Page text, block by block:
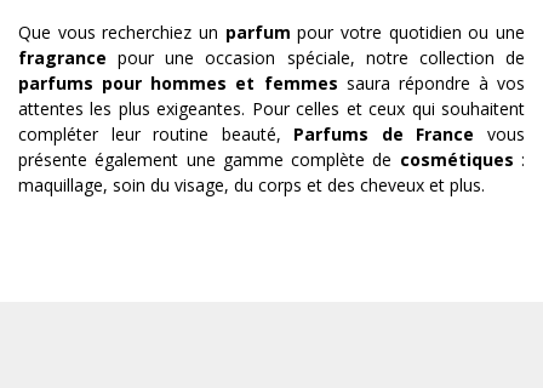
Que vous recherchiez un parfum pour votre quotidien ou une
fragrance pour une occasion spéciale, notre collection de
parfums pour hommes et femmes saura répondre à vos
attentes les plus exigeantes. Pour celles et ceux qui souhaitent
compléter leur routine beauté, Parfums de France vous
présente également une gamme complète de cosmétiques :
maquillage, soin du visage, du corps et des cheveux et plus.